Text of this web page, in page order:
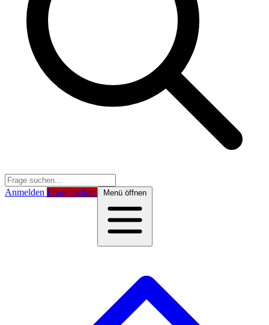
Anmelden Frage stellen Menü öffnen